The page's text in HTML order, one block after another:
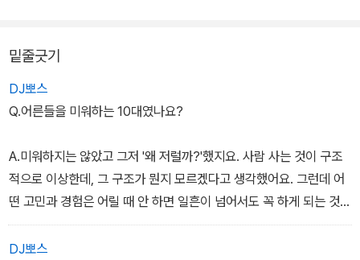
있는 것 같아요. 글의 세계와 비슷한 세계...'
- '딴 짓하기로 삶을 디자인하다, 정병규' 중에서
밑줄긋기
DJ뽀스
Q.어른들을 미워하는 10대였나요?
A.미워하지는 않았고 그저 '왜 저럴까?'했지요. 사람 사는 것이 구조
적으로 이상한데, 그 구조가 뭔지 모르겠다고 생각했어요. 그런데 어
떤 고민과 경험은 어릴 때 안 하면 일흔이 넘어서도 꼭 하게 되는 것이
인생인 것 같아요. 저는 남들보다 먼저 겪은 편이죠. 경험을 통해 많이
깨달으면 깊은 사람이 되는 것이고 분노만 배우면 얇은 사람이 되는
DJ뽀스